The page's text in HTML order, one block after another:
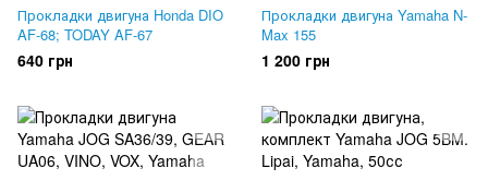
Прокладки двигуна Honda DIO
AF-68; TODAY AF-67
640 грн
Прокладки двигуна Yamaha N-
Max 155
1 200 грн